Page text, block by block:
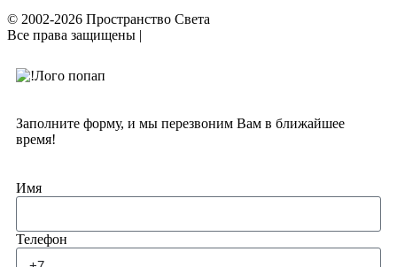
© 2002-2026 Пространство Света
Все права защищены |
Заполните форму, и мы перезвоним Вам в ближайшее
время!
Имя
Телефон